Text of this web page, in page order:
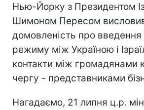
Нью-Йорку з Президентом
Шимоном Пересом
домовленість про введення
режиму між Україною і
контакти між громадянами
чергу - представниками
Нагадаємо, 21 липня ц.р.